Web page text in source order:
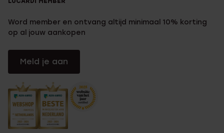
Word member en ontvang altijd minimaal 10% korting
op al jouw aankopen
Meld je aan